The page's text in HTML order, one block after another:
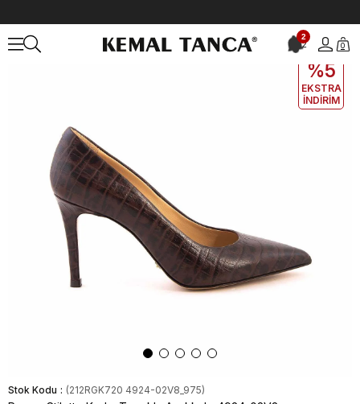
2
2 0
EKLE5
%5
EKSTRA
İNDİRİM
Stok Kodu (212RGK720 4924-02V8_975)